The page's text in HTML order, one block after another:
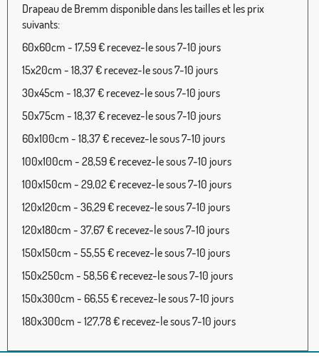
Drapeau de Bremm disponible dans les tailles et les prix
suivants:
60x60cm - 17,59 € recevez-le sous 7-10 jours
15x20cm - 18,37 € recevez-le sous 7-10 jours
30x45cm - 18,37 € recevez-le sous 7-10 jours
50x75cm - 18,37 € recevez-le sous 7-10 jours
60x100cm - 18,37 € recevez-le sous 7-10 jours
100x100cm - 28,59 € recevez-le sous 7-10 jours
100x150cm - 29,02 € recevez-le sous 7-10 jours
120x120cm - 36,29 € recevez-le sous 7-10 jours
120x180cm - 37,67 € recevez-le sous 7-10 jours
150x150cm - 55,55 € recevez-le sous 7-10 jours
150x250cm - 58,56 € recevez-le sous 7-10 jours
150x300cm - 66,55 € recevez-le sous 7-10 jours
180x300cm - 127,78 € recevez-le sous 7-10 jours